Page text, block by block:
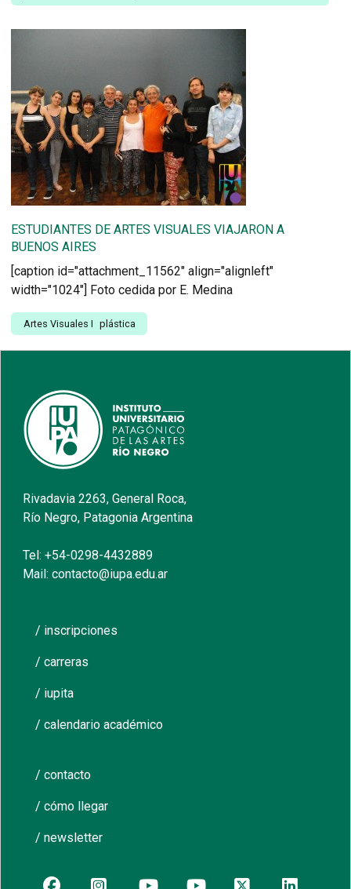
ESTUDIANTES DE ARTES VISUALES VIAJARON A
BUENOS AIRES
[caption id="attachment_11562" align="alignleft"
width="1024"] Foto cedida por E. Medina
Artes Visuales I plástica
Rivadavia 2263, General Roca,
Río Negro, Patagonia Argentina
Tel: +54-0298-4432889
Mail: contacto@iupa.edu.ar
/ inscripciones
/ carreras
/ iupita
/ calendario académico
/ contacto
/ cómo llegar
/ newsletter